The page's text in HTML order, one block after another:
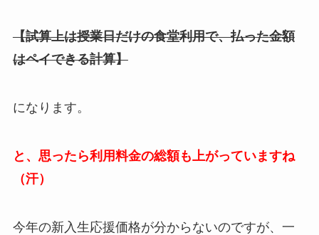
【試算上は授業日だけの食堂利用で、払った金額
はペイできる計算】
になります。
と、思ったら利用料金の総額も上がっていますね
（汗）
今年の新入生応援価格が分からないのですが、一